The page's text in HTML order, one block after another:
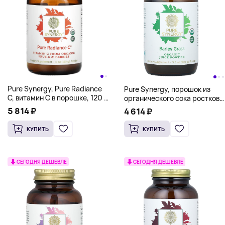
Pure Synergy, Pure Radiance
C, витамин C в порошке, 120 г
(4 унции)
5 814 ₽
КУПИТЬ
Pure Synergy, порошок из
органического сока ростков
ячменя, 150 г (5,3 унции)
4 614 ₽
КУПИТЬ
СЕГОДНЯ ДЕШЕВЛЕ СЕГОДНЯ ДЕШЕВЛЕ